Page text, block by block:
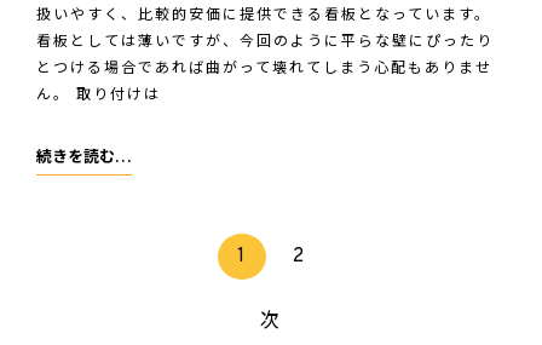
扱いやすく、比較的安価に提供できる看板となっています。
看板としては薄いですが、今回のように平らな壁にぴったり
とつける場合であれば曲がって壊れてしまう心配もありませ
ん。 取り付けは
続きを読む…
class="meta-1 2
次